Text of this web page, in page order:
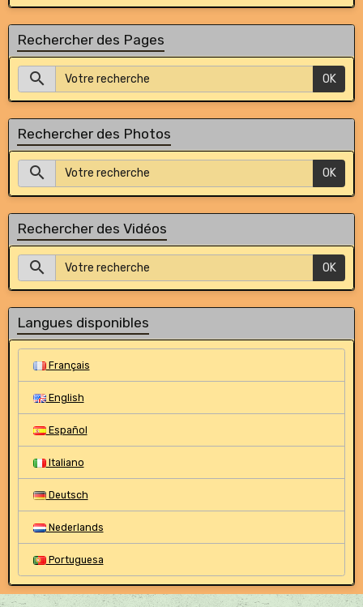
Rechercher des Pages
OK
Rechercher des Photos
OK
Rechercher des Vidéos
OK
Langues disponibles
Français
English
Español
Italiano
Deutsch
Nederlands
Portuguesa